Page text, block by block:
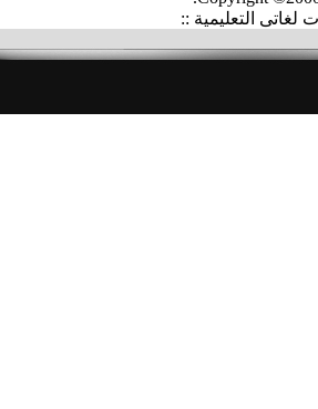
التعليمية ::